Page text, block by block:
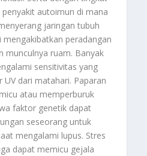
autoimun di mana
jaringan tubuh
peradangan
munculnya ruam. Banyak
sensitivitas yang
dari matahari. Paparan
atau memperburuk
faktor genetik dapat
seseorang untuk
mengalami lupus. Stres
dapat memicu gejala